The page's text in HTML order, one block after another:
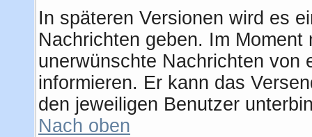
In späteren Versionen wird es
Nachrichten geben. Im
unerwünschte Nachrichten von
informieren. Er kann das
den jeweiligen Benutzer
Nach oben